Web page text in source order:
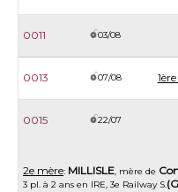
0011 03/08
0013 07/08
0015 22/07
2e mère: MILLISLE, mère de
3 pl. à 2 ans en IRE, 3e Railway S.